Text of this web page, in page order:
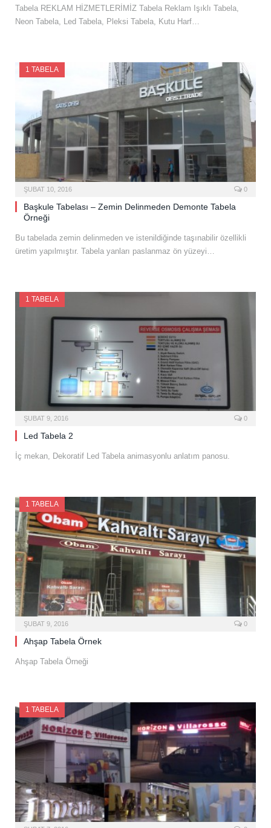
Tabela REKLAM HİZMETLERİMİZ Tabela Reklam Işıklı Tabela,
Neon Tabela, Led Tabela, Pleksi Tabela, Kutu Harf…
1 TABELA
ŞUBAT 10, 2016 0
Başkule Tabelası – Zemin Delinmeden Demonte Tabela
Örneği
Bu tabelada zemin delinmeden ve istenildiğinde taşınabilir özellikli
üretim yapılmıştır. Tabela yanları paslanmaz ön yüzeyi…
1 TABELA
ŞUBAT 9, 2016 0
Led Tabela 2
İç mekan, Dekoratif Led Tabela animasyonlu anlatım panosu.
1 TABELA
ŞUBAT 9, 2016 0
Ahşap Tabela Örnek
Ahşap Tabela Örneği
1 TABELA